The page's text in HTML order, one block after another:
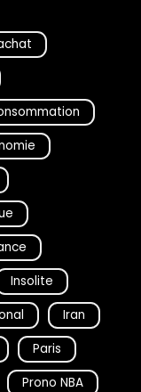
Insolite
Iran
Paris
Prono NBA